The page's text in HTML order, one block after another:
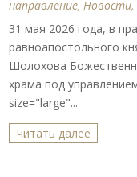
направление,Новости,
31 мая 2026 года, в
равноапостольного
Шолохова
храма под
size="large"...
читать далее